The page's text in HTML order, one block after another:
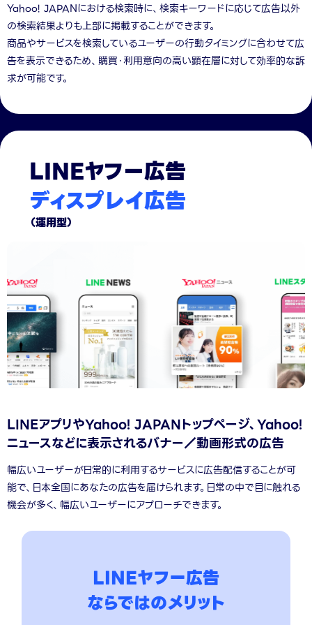
Yahoo! JAPANにおける検索時に、検索キーワードに応じて広告以外
の検索結果よりも上部に掲載することができます。
商品やサービスを検索しているユーザーの行動タイミングに合わせて広
告を表示できるため、購買・利用意向の高い顕在層に対して効率的な訴
求が可能です。
LINEヤフー広告
ディスプレイ広告
（運用型）
LINEアプリやYahoo! JAPANトップページ、Yahoo!
ニュースなどに表示されるバナー／動画形式の広告
幅広いユーザーが日常的に利用するサービスに広告配信することが可
能で、日本全国にあなたの広告を届けられます。日常の中で目に触れる
機会が多く、幅広いユーザーにアプローチできます。
LINEヤフー広告
ならではのメリット